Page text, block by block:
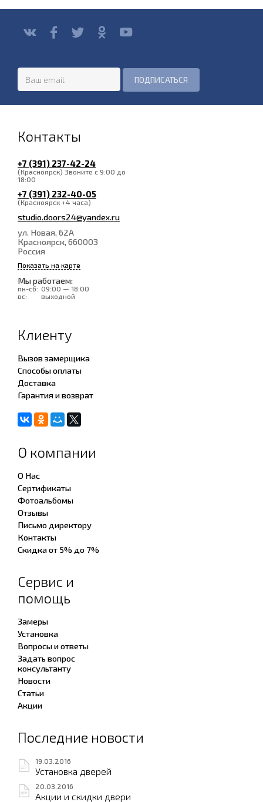
Контакты
+7 (391) 237-42-24
(Красноярск) Звоните с 9:00 до
18:00
+7 (391) 232-40-05
(Красноярск +4 часа)
studio.doors24@yandex.ru
ул. Новая, 62А
Красноярск, 660003
Россия
Показать на карте
Мы работаем:
пн-сб: 09:00 — 18:00
вс:
выходной
Клиенту
Вызов замерщика
Способы оплаты
Доставка
Гарантия и возврат
О компании
О Нас
Сертификаты
Фотоальбомы
Отзывы
Письмо директору
Контакты
Скидка от 5% до 7%
Сервис и
помощь
Замеры
Установка
Вопросы и ответы
Задать вопрос
консультанту
Новости
Статьи
Акции
Последние новости
19.03.2016
Установка дверей
20.03.2016
Акции и скидки двери